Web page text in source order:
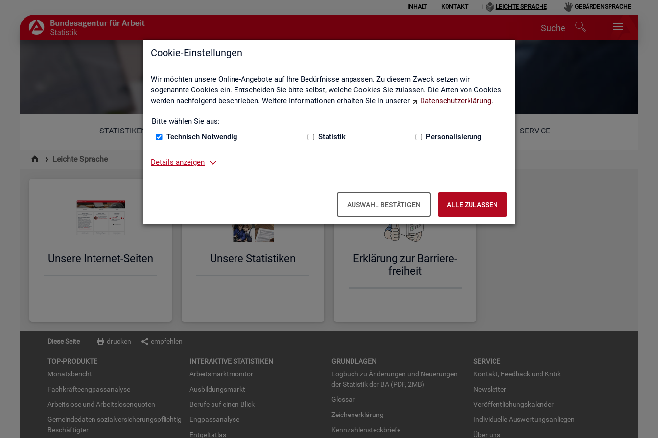
Cookie-Einstellungen
Wir möchten unsere Online-Angebote auf Ihre Bedürfnisse anpassen. Zu diesem Zweck setzen wir
sogenannte Cookies ein. Entscheiden Sie bitte selbst, welche Cookies Sie zulassen. Die Arten von Cookies
werden nachfolgend beschrieben. Weitere Informationen erhalten Sie in unserer
Datenschutzerklärung.
Bitte wählen Sie aus:
Technisch Notwendig
Statistik Personalisierung
Details anzeigen
AUSWAHL BESTÄTIGEN ALLE ZULASSEN
INHALT KONTAKT LEICHTE SPRACHE GEBÄRDENSPRACHE
Suche
Leichte Sprache
STATISTIKEN SERVICE
Leichte Sprache
Un­se­re In­ter­net-Sei­ten Un­se­re Sta­tis­ti­ken
Er­klä­rung zur Bar­rie­re­
frei­heit
Diese Seite drucken empfehlen
TOP-PRO­DUK­TE
Mo­nats­be­richt
Fach­kräf­te­eng­pass­ana­ly­se
Ar­beits­lo­se und Ar­beits­lo­sen­quo­ten
Ge­mein­de­da­ten so­zi­al­ver­si­che­rungs­pflich­tig
Be­schäf­tig­ter
IN­TER­AK­TI­VE STA­TIS­TI­KEN
Ar­beits­markt­mo­ni­tor
Aus­bil­dungs­markt
Be­ru­fe auf einen Blick
Eng­pass­ana­ly­se
Ent­gel­t­at­las
GRUND­LA­GEN
Log­buch zu Än­de­run­gen und Neue­run­gen
der Sta­tis­tik der BA (PDF, 2MB)
Glos­sar
Zei­chen­er­klä­rung
Kenn­zah­len­steck­brie­fe
SER­VICE
Kon­takt, Feed­back und Kri­tik
News­let­ter
Ver­öf­fent­li­chungs­ka­len­der
In­di­vi­du­el­le Aus­wer­tungs­an­lie­gen
Über uns